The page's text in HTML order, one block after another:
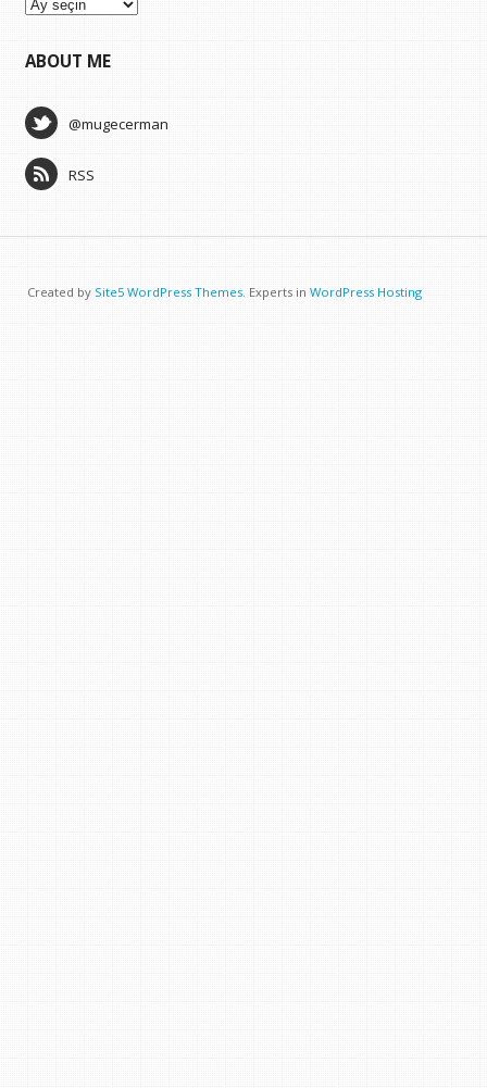
ABOUT ME
@mugecerman
RSS
Created by Site5 WordPress Themes . Experts in WordPress Hosting